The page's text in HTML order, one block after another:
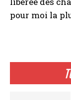
pour moi la